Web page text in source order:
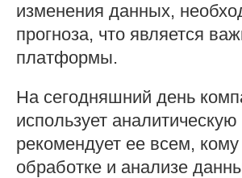
изменения данных,
прогноза, что является
платформы.
На сегодняшний день
использует
рекомендует ее всем,
обработке и анализе